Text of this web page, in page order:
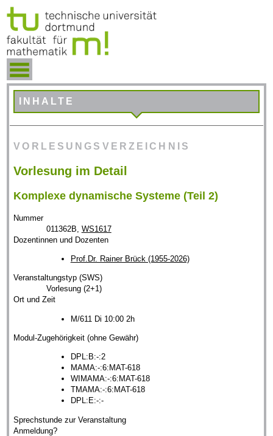
INHALTE
VORLESUNGSVERZEICHNIS
Vorlesung im Detail
Komplexe dynamische Systeme (Teil 2)
Nummer
011362B, WS1617
Dozentinnen und Dozenten
Prof.Dr. Rainer Brück (1955-2026)
Veranstaltungstyp (SWS)
Vorlesung (2+1)
Ort und Zeit
M/611 Di 10:00 2h
Modul-Zugehörigkeit (ohne Gewähr)
DPL:B:-:2
MAMA:-:6:MAT-618
WIMAMA:-:6:MAT-618
TMAMA:-:6:MAT-618
DPL:E:-:-
Sprechstunde zur Veranstaltung
Anmeldung?